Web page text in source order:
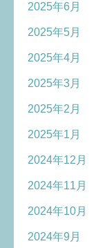
2025年6月
2025年5月
2025年4月
2025年3月
2025年2月
2025年1月
2024年12月
2024年11月
2024年10月
2024年9月